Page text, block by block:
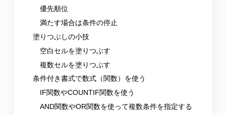
優先順位
満たす場合は条件の停止
塗りつぶしの小技
空白セルを塗りつぶす
複数セルを塗りつぶす
条件付き書式で数式（関数）を使う
IF関数やCOUNTIF関数を使う
AND関数やOR関数を使って複数条件を指定する